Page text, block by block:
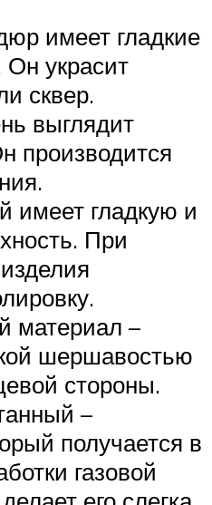
имеет гладкие
Он украсит
сквер.
выглядит
производится
имеет гладкую и
При
материал –
шершавостью
стороны.
–
получается в
газовой